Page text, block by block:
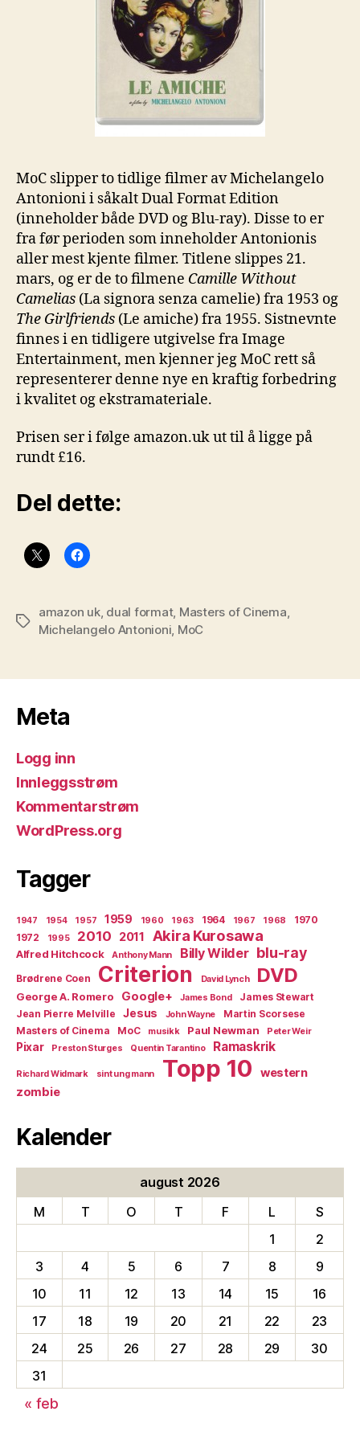
MoC slipper to tidlige filmer av Michelangelo
Antonioni i såkalt Dual Format Edition
(inneholder både DVD og Blu-ray). Disse to er
fra før perioden som inneholder Antonionis
aller mest kjente filmer. Titlene slippes 21.
mars, og er de to filmene Camille Without
Camelias (La signora senza camelie) fra 1953 og
The Girlfriends (Le amiche) fra 1955. Sistnevnte
finnes i en tidligere utgivelse fra Image
Entertainment, men kjenner jeg MoC rett så
representerer denne nye en kraftig forbedring
i kvalitet og ekstramateriale.
Prisen ser i følge amazon.uk ut til å ligge på
rundt £16.
Del dette:
Stikkord
amazon uk, dual format, Masters of Cinema
Michelangelo Antonioni MoC
Meta
Logg inn
Innleggsstrøm
Kommentarstrøm
WordPress.org
Tagger
1947 1954 1957 1959 1960 1963 1964 1967 1968
1970
1972
1995 2010 2011 Akira Kurosawa
Alfred Hitchcock Anthony Mann Billy Wilder blu-ray
Brødrene Coen Criterion David Lynch DVD
George A. Romero Google+ James Bond
James Stewart
Jean Pierre Melville
Jesus John Wayne
Martin Scorsese
Masters of Cinema
MoC musikk Paul Newman Peter Weir
Pixar Preston Sturges Quentin Tarantino Ramaskrik
Richard Widmark sint ung mann Topp 10
western
zombie
Kalender
august 2026
M
T O T F L
S
1
2
3
4 5 6 7 8
9
10
11 12 13 14 15
16
17
18 19 20 21 22
23
24
25 26 27 28 29
30
31
« feb